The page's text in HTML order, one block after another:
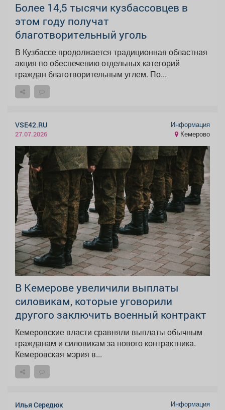
Более 14,5 тысячи кузбассовцев в
этом году получат
благотворительный уголь
В Кузбассе продолжается традиционная областная
акция по обеспечению отдельных категорий
граждан благотворительным углем. По...
VSE42.RU
27.07.2026
Информация
Кемерово
В Кемерове увеличили выплаты
силовикам, которые уговорили
другого заключить военный контракт
Кемеровские власти сравняли выплаты обычным
гражданам и силовикам за нового контрактника.
Кемеровская мэрия в...
Илья Середюк
Информация